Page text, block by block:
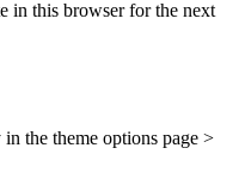
in this browser for the next
the theme options page >